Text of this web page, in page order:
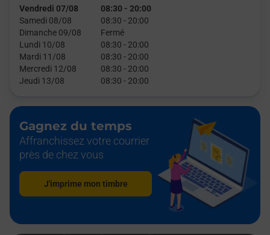
Vendredi 07/08 08:30 - 20:00
Samedi 08/08
08:30 - 20:00
Dimanche 09/08
Fermé
Lundi 10/08
08:30 - 20:00
Mardi 11/08
08:30 - 20:00
Mercredi 12/08
08:30 - 20:00
Jeudi 13/08
08:30 - 20:00
Gagnez du temps
Affranchissez votre courrier
près de chez vous
J'imprime mon timbre